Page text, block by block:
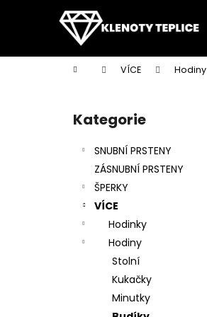
Domů VÍCE Hodiny
Přeskočit
kategorie
Kategorie
SNUBNÍ PRSTENY
ZÁSNUBNÍ PRSTENY
ŠPERKY
VÍCE
Hodinky
Hodiny
Stolní
Kukačky
Minutky
í
Zpět
do
Zpět
do